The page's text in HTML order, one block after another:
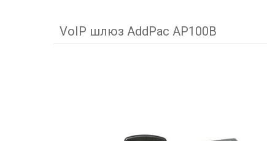
VoIP шлюз AddPac AP100B